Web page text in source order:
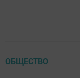
ОБЩЕСТВО